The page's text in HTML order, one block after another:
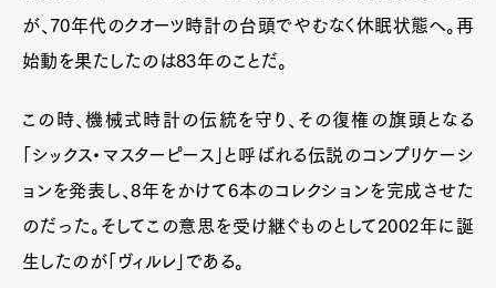
が、70年代のクオーツ時計の台頭でやむなく休眠状態へ。再
始動を果たしたのは83年のことだ。
この時、機械式時計の伝統を守り、その復権の旗頭となる
「シックス・マスターピース」と呼ばれる伝説のコンプリケーシ
ョンを発表し、8年をかけて6本のコレクションを完成させた
のだった。そしてこの意思を受け継ぐものとして2002年に誕
生したのが「ヴィルレ」である。